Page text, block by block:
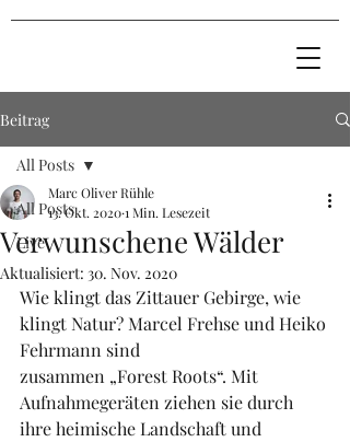
Beitrag
All Posts
Live
All Posts
Verwunschene Wälder
Marc Oliver Rühle
13. Okt. 20201 Min. Lesezeit
Aktualisiert: 30. Nov. 2020
Wie klingt das Zittauer Gebirge, wie
klingt Natur? Marcel Frehse und Heiko
Fehrmann sind
zusammen „Forest Roots“. Mit
Aufnahmegeräten ziehen sie durch
ihre heimische Landschaft und